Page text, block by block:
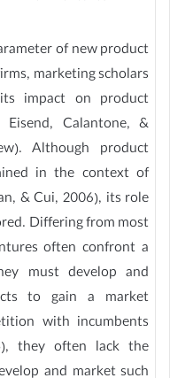
of new product
marketing scholars
impact on product
Eisend, Calantone, &
Although product
in the context of
& Cui, 2006), its role
Differing from most
often confront a
must develop and
to gain a market
with incumbents
they often lack the
and market such